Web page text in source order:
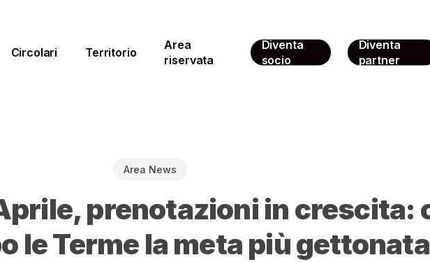
Circolari Territorio
Area
riservata
Diventa
socio
Diventa
partner
Area News
prenotazioni in crescita:
le Terme la meta più gettonata